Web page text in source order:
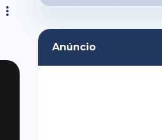
Anúncio